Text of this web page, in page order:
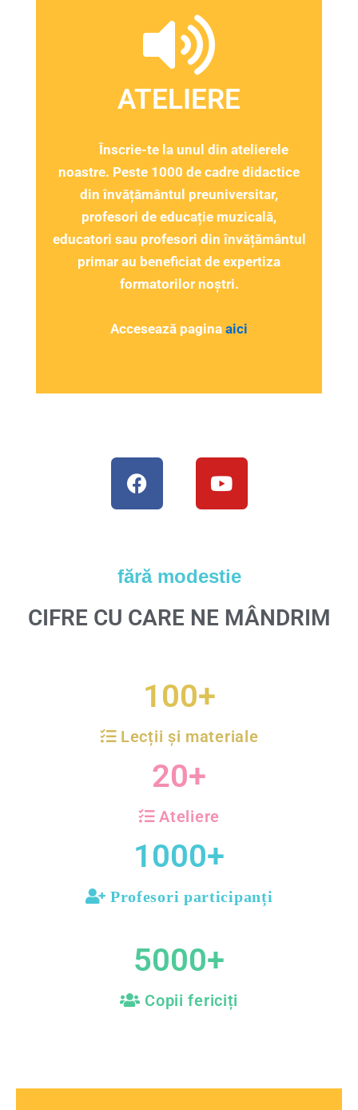
ATELIERE
Înscrie-te la unul din atelierele
noastre. Peste 1000 de cadre didactice
din învățământul preuniversitar,
profesori de educație muzicală,
educatori sau profesori din învățământul
primar au beneficiat de expertiza
formatorilor noștri.
Accesează pagina aici
a
c
o
o
k
o
u
b
e
fără modestie
CIFRE CU CARE NE MÂNDRIM
100+
Lecții și materiale
20+
Ateliere
1000+
Profesori participanți
5000+
Copii fericiți